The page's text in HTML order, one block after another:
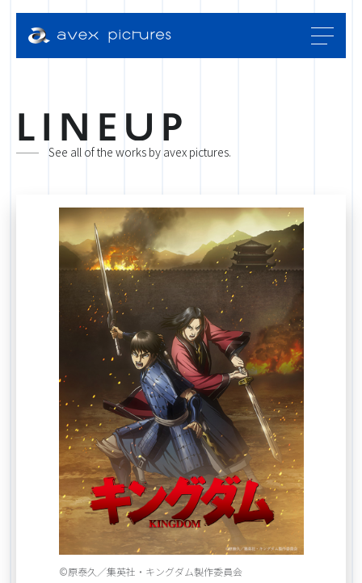
N E P
See all of the works by avex pictures.
Item
©原泰久／集英社・キングダム製作委員会